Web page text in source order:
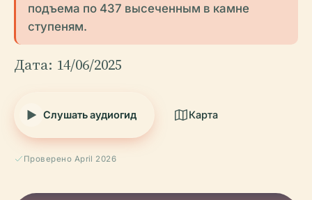
подъема по 437 высеченным в камне
ступеням.
Дата: 14/06/2025
Слушать аудиогид Карта
Проверено April 2026